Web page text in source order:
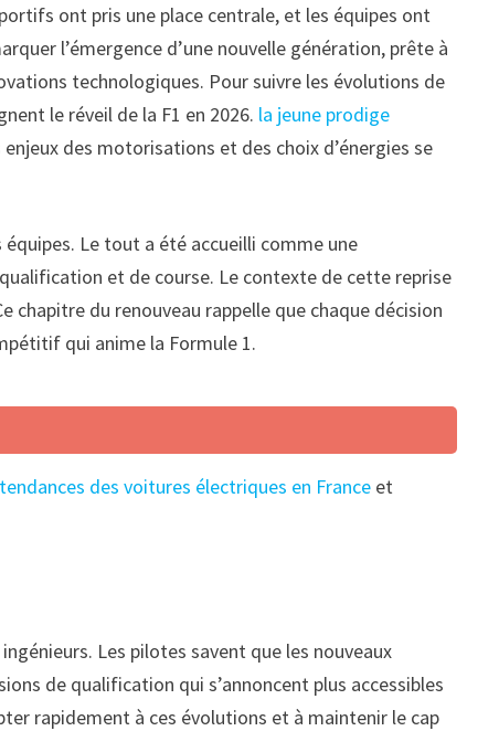
ont pris une place centrale, et les équipes ont
l’émergence d’une nouvelle génération, prête à
technologiques. Pour suivre les évolutions de
le réveil de la F1 en 2026. la jeune prodige
des motorisations et des choix d’énergies se
Le tout a été accueilli comme une
et de course. Le contexte de cette reprise
chapitre du renouveau rappelle que chaque décision
qui anime la Formule 1.
des voitures électriques en France et
Les pilotes savent que les nouveaux
de qualification qui s’annoncent plus accessibles
rapidement à ces évolutions et à maintenir le cap